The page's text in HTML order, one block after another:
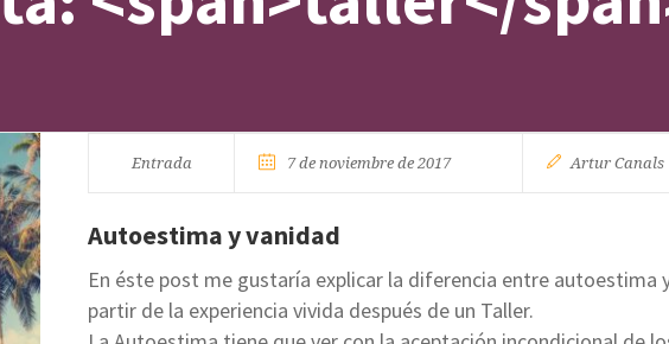
Entrada 7 de noviembre de 2017 Artur Canals
Autoestima y vanidad
En éste post me gustaría explicar la diferencia entre autoestima
partir de la experiencia vivida después de un Taller.